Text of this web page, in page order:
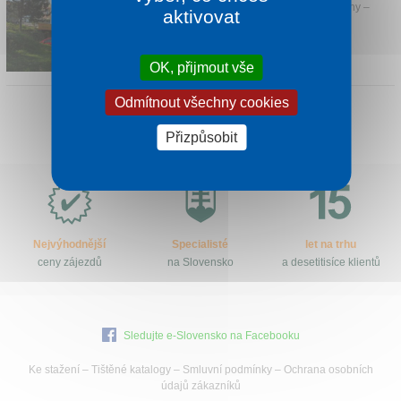
Kontakt
Hotel leží v příjemném prostředí Smížany –
Hradisko v Slovenském Ráji.
Slovensko.cz?
Nejvýhodnější
ceny zájezdů
Specialisté
na Slovensko
let na trhu
a desetitisíce klientů
Sledujte e-Slovensko na Facebooku
Ke stažení – Tištěné katalogy– Smluvní podmínky– Ochrana osobních
údajů zákazníků
aktivovat
OK, přijmout vše
Odmítnout všechny cookies
Přizpůsobit